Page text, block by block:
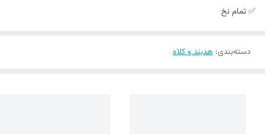
✅️ تمام نخ
دسته‌بندی: هدبند و کلاه